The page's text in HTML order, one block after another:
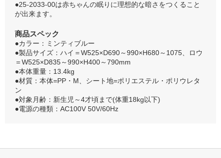
●25-2033-00は赤ちゃんの眠りに理想的な暗さをつくること
が出来ます。
商品スペック
●カラー：ミンティブルー
●製品サイズ：ハイ＝W525×D690～990×H680～1075、ロウ
＝W525×D835～990×H400～790mm
●本体重量：13.4kg
●材質：本体=PP・M、シート地=ポリエステル・ポリウレタ
ン
●対象月齢：新生児～4才頃まで(体重18kg以下)
●電源の種類：AC100V 50V/60Hz